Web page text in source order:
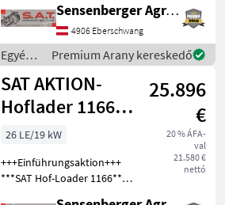
Betriebsstunden -Kabine
mit Heizung -Klimaanlage -
Radio -hydraulische
Geräteverriegelung -Aufn
Sensenberger Agrar-Technik
4906 Eberschwang
Egyéb
mezőgazdasági
erőgépek
/
Weidemann
Premium Arany kereskedő
SAT AKTION-
Hoflader 1166-
Neumaschine
25.896
€
20 % ÁFA-
val
21.580 €
nettó
26 LE/19 kW
+++Einführungsaktion+++
***SAT Hof-Loader 1166*** -